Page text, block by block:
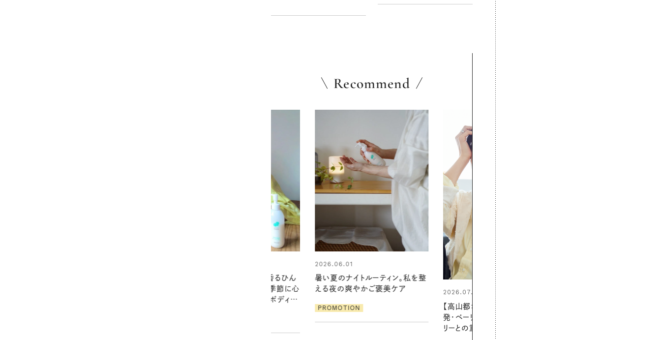
Recommend
暑い夏のナイトルーティン。私を整
える夜の爽やかご褒美ケア
2026.07.21
【高山都さんが楽しむデンマーク
2026.06.01
お出かけ前のひと手間で変わる、
夏の一日。汗ばむ季節を「ごきげ
ん」に過ごす私の新習慣
PROMOTION